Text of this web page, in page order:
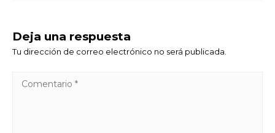
Deja una respuesta
Tu dirección de correo electrónico no será publicada.